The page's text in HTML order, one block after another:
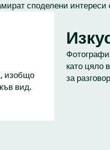
споделени
изобщо
вид.
като цяло
за